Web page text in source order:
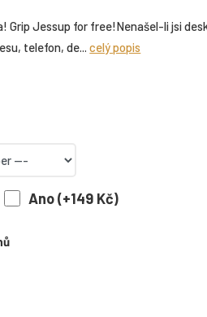
Grip Jessup for free!Nenašel-li jsi
telefon, de...celý popis
Ano (+149 Kč)